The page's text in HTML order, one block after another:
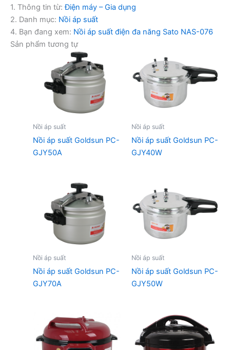
1. Thông tin từ:Điện máy – Gia dụng
2. Danh mục: Nồi áp suất
4. Bạn đang xem: Nồi áp suất điện đa năng Sato NAS-076
Sản phẩm tương tự
Nồi áp suất
Nồi áp suất Goldsun PC-
GJY50A
Nồi áp suất
Nồi áp suất Goldsun PC-
GJY40W
Nồi áp suất
Nồi áp suất Goldsun PC-
GJY70A
Nồi áp suất
Nồi áp suất Goldsun PC-
GJY50W